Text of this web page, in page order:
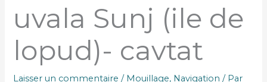
uvala Sunj (ile de
lopud)- cavtat
Laisser un commentaire / Mouillage, Navigation / Par